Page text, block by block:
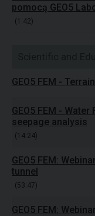
pomocą GEO5
(1:42)
GEO5 FEM -
GEO5 FEM -
seepage analysis
(14:24)
GEO5 FEM:
tunnel
(53:47)
GEO5 FEM: